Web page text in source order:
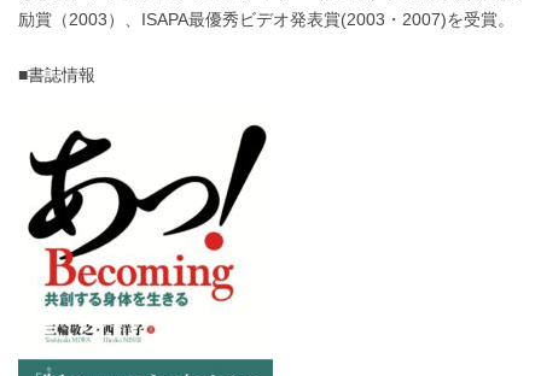
励賞（2003）、ISAPA最優秀ビデオ発表賞(2003・2007)を受賞。
■書誌情報